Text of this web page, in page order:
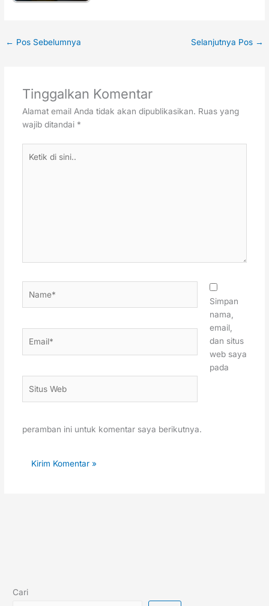
← Pos Sebelumnya Selanjutnya Pos →
Tinggalkan Komentar
Alamat email Anda tidak akan dipublikasikan. Ruas yang
wajib ditandai *
Web
Simpan
nama,
email,
dan situs
web saya
pada
peramban ini untuk komentar saya berikutnya.
Cari